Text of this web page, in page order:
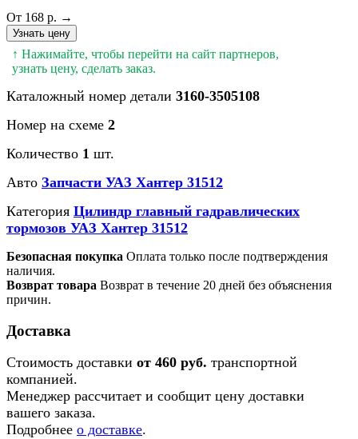
От 168 р. →
Узнать цену
↑ Нажимайте, чтобы перейти на сайт партнеров,
узнать цену, сделать заказ.
Каталожный номер детали 3160-3505108
Номер на схеме 2
Количество 1 шт.
Авто Запчасти УАЗ Хантер 31512
Категория Цилиндр главный гадравлических
тормозов УАЗ Хантер 31512
Безопасная покупка Оплата только после подтверждения
наличия.
Возврат товара Возврат в течение 20 дней без объяснения
причин.
Доставка
Стоимость доставки от 460 руб. транспортной
компанией.
Менеджер рассчитает и сообщит цену доставки
вашего заказа.
Подробнее о доставке.